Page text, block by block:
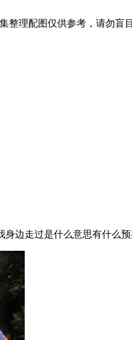
整理配图仅供参考，请勿盲目
身边走过是什么意思有什么